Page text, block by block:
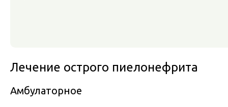
Лечение острого пиелонефрита
Амбулаторное